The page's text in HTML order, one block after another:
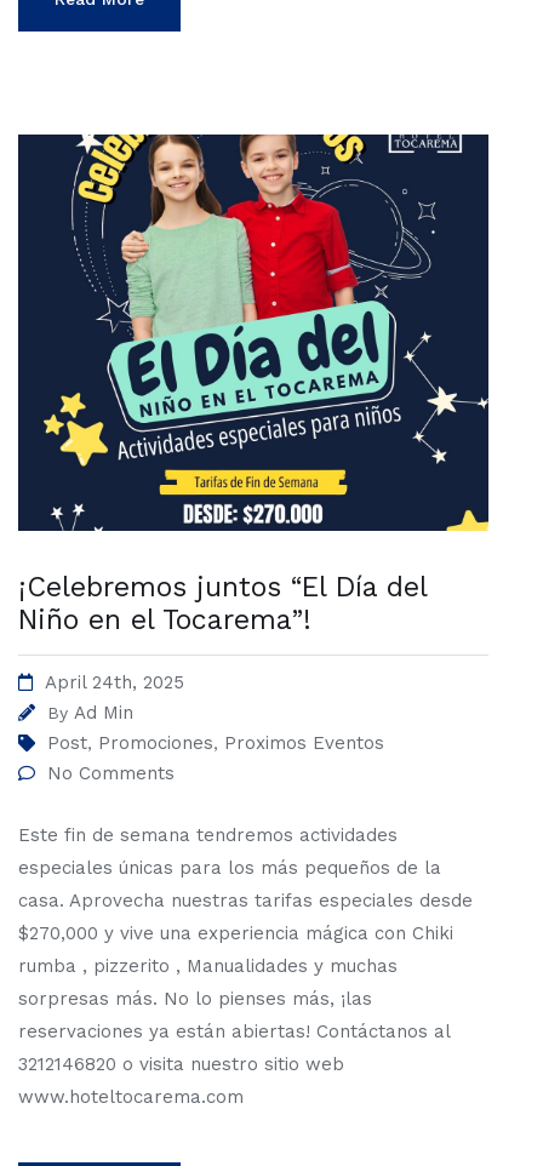
¡Celebremos juntos “El Día del
Niño en el Tocarema”!
April 24th, 2025
By Ad Min
Post, Promociones, Proximos Eventos
No Comments
Este fin de semana tendremos actividades
especiales únicas para los más pequeños de la
casa. Aprovecha nuestras tarifas especiales desde
$270,000 y vive una experiencia mágica con Chiki
rumba , pizzerito , Manualidades y muchas
sorpresas más. No lo pienses más, ¡las
reservaciones ya están abiertas! Contáctanos al
3212146820 o visita nuestro sitio web
www.hoteltocarema.com